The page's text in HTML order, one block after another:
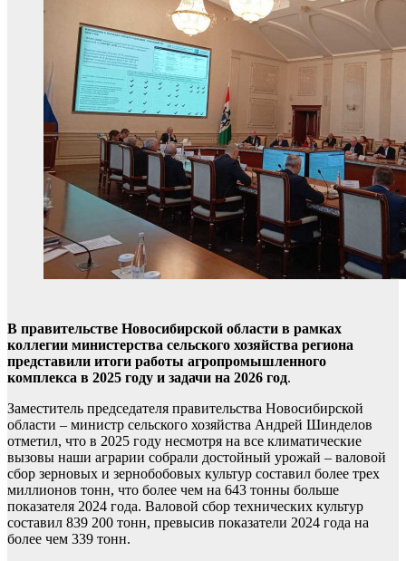
В правительстве Новосибирской области в рамках
коллегии министерства сельского хозяйства региона
представили итоги работы агропромышленного
комплекса в 2025 году и задачи на 2026 год.
Заместитель председателя правительства Новосибирской
области – министр сельского хозяйства Андрей Шинделов
отметил, что в 2025 году несмотря на все климатические
вызовы наши аграрии собрали достойный урожай – валовой
сбор зерновых и зернобобовых культур составил более трех
миллионов тонн, что более чем на 643 тонны больше
показателя 2024 года. Валовой сбор технических культур
составил 839 200 тонн, превысив показатели 2024 года на
более чем 339 тонн.